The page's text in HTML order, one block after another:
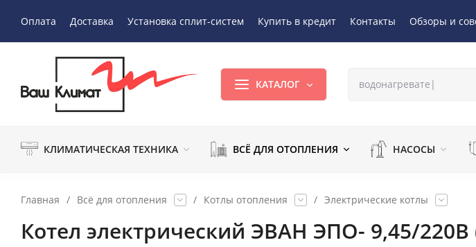
Оплата Доставка Установка сплит-систем Купить в кредит Контакты Обзоры и
КАТАЛОГ
КЛИМАТИЧЕСКАЯ ТЕХНИКА ВСЁ ДЛЯ ОТОПЛЕНИЯ НАСОСЫ
Главная / Всё для отопления / Котлы отопления / Электрические котлы
Котел электрический ЭВАН ЭПО- 9,45/220В